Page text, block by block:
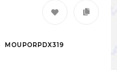
MOUPORPDX319